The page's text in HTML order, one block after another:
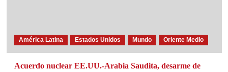
América Latina Estados Unidos Mundo Oriente Medio
Acuerdo nuclear EE.UU.-Arabia Saudita, desarme de